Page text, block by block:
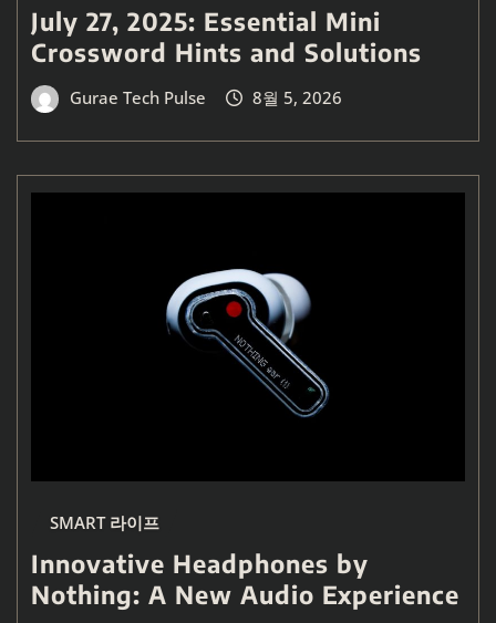
July 27, 2025: Essential Mini
Crossword Hints and Solutions
Gurae Tech Pulse 8월 5, 2026
SMART 라이프
Innovative Headphones by
Nothing: A New Audio Experience